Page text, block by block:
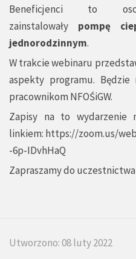
Beneficjenci to
zainstalowały pompę
jednorodzinnym.
W trakcie webinaru
aspekty programu. Będzie
pracownikom NFOŚiGW.
Zapisy na to wydarzenie
linkiem: https://zoom.us/
-6p-IDvhHaQ
Zapraszamy do
Utworzono: 08 luty 2022